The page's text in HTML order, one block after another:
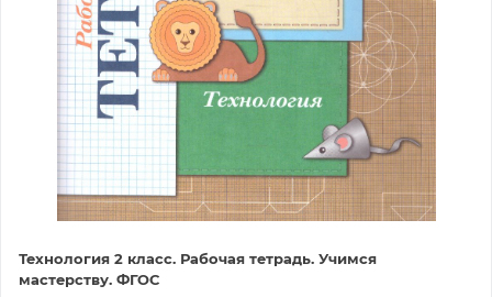
Технология 2 класс. Рабочая тетрадь. Учимся
мастерству. ФГОС